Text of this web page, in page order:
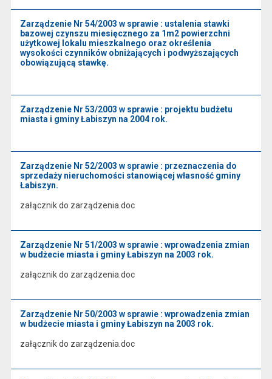
Zarządzenie Nr 54/2003 w sprawie : ustalenia stawki
bazowej czynszu miesięcznego za 1m2 powierzchni
użytkowej lokalu mieszkalnego oraz określenia
wysokości czynników obniżających i podwyższających
obowiązującą stawkę.
Zarządzenie Nr 53/2003 w sprawie : projektu budżetu
miasta i gminy Łabiszyn na 2004 rok.
Zarządzenie Nr 52/2003 w sprawie : przeznaczenia do
sprzedaży nieruchomości stanowiącej własność gminy
Łabiszyn.
załącznik do zarządzenia.doc
Zarządzenie Nr 51/2003 w sprawie : wprowadzenia zmian
w budżecie miasta i gminy Łabiszyn na 2003 rok.
załącznik do zarządzenia.doc
Zarządzenie Nr 50/2003 w sprawie : wprowadzenia zmian
w budżecie miasta i gminy Łabiszyn na 2003 rok.
załącznik do zarządzenia.doc